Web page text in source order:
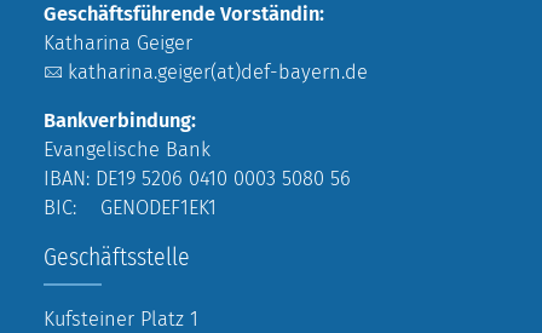
Geschäftsführende Vorständin:
Katharina Geiger
katharina.geiger(at)def-bayern.de
Bankverbindung:
Evangelische Bank
IBAN: DE19 5206 0410 0003 5080 56
BIC: GENODEF1EK1
Geschäftsstelle
Kufsteiner Platz 1